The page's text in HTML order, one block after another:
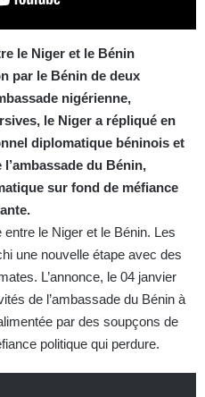
le Niger et le Bénin
par le Bénin de deux
nigérienne,
le Niger a répliqué en
diplomatique béninois et
du Bénin,
sur fond de méfiance
entre le Niger et le Bénin. Les
une nouvelle étape avec des
L’annonce, le 04 janvier
de l’ambassade du Bénin à
par des soupçons de
politique qui perdure.